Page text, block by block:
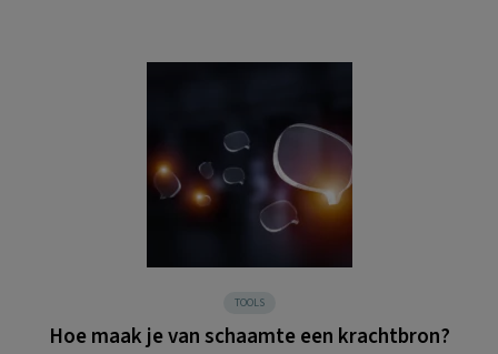
TOOLS
Hoe maak je van schaamte een krachtbron?